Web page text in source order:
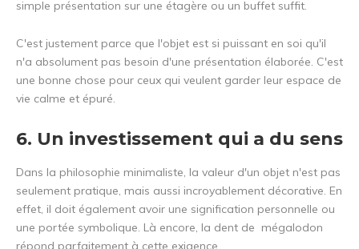
simple présentation sur une étagère ou un buffet suffit.
C'est justement parce que l'objet est si puissant en soi qu'il
n'a absolument pas besoin d'une présentation élaborée. C'est
une bonne chose pour ceux qui veulent garder leur espace de
vie calme et épuré.
6. Un investissement qui a du sens
Dans la philosophie minimaliste, la valeur d'un objet n'est pas
seulement pratique, mais aussi incroyablement décorative. En
effet, il doit également avoir une signification personnelle ou
une portée symbolique. Là encore, la dent de mégalodon
répond parfaitement à cette exigence.